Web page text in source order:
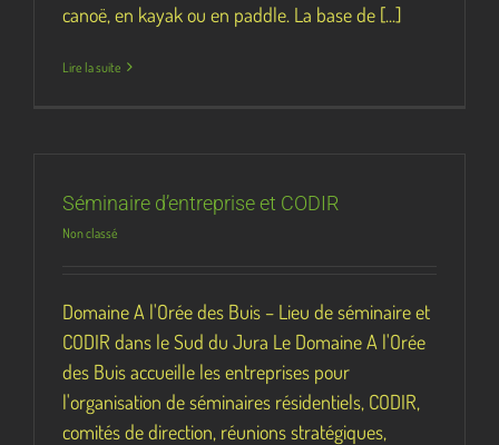
canoë, en kayak ou en paddle. La base de [...]
Lire la suite
Séminaire d’entreprise et CODIR
Non classé
Domaine A l'Orée des Buis – Lieu de séminaire et
CODIR dans le Sud du Jura Le Domaine A l'Orée
des Buis accueille les entreprises pour
l'organisation de séminaires résidentiels, CODIR,
comités de direction, réunions stratégiques,